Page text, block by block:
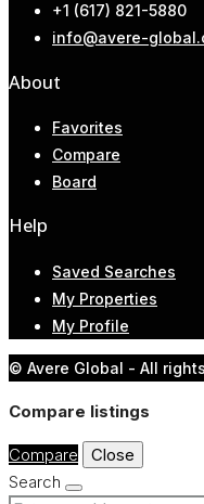
+1 (617) 821-5880
info@avere-
About
Favorites
Compare
Board
Help
Saved Searches
My Properties
My Profile
© Avere Global - All
Compare listings
Compare
Close
Search